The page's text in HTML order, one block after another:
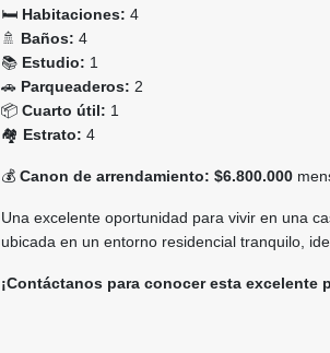
🛏️ Habitaciones: 4
🚿 Baños: 4
📚 Estudio: 1
🚗 Parqueaderos: 2
📦 Cuarto útil: 1
🏘️ Estrato: 4
💰 Canon de arrendamiento: $6.800.000
Una excelente oportunidad para vivir en una
ubicada en un entorno residencial tranquilo,
¡Contáctanos para conocer esta excelente